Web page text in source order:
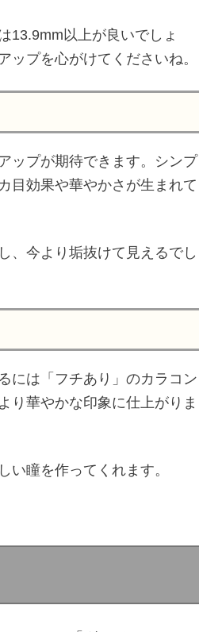
13.9mm以上が良いでしょ
ップを心がけてくださいね。
ップが期待できます。シンプ
目効果や華やかさが生まれて
、今より垢抜けて見えるでし
には「フチあり」のカラコン
り華やかな印象に仕上がりま
い瞳を作ってくれます。